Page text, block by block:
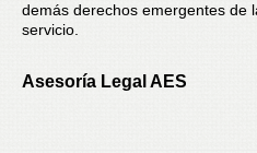
demás derechos emergentes de
servicio.
Asesoría Legal AES